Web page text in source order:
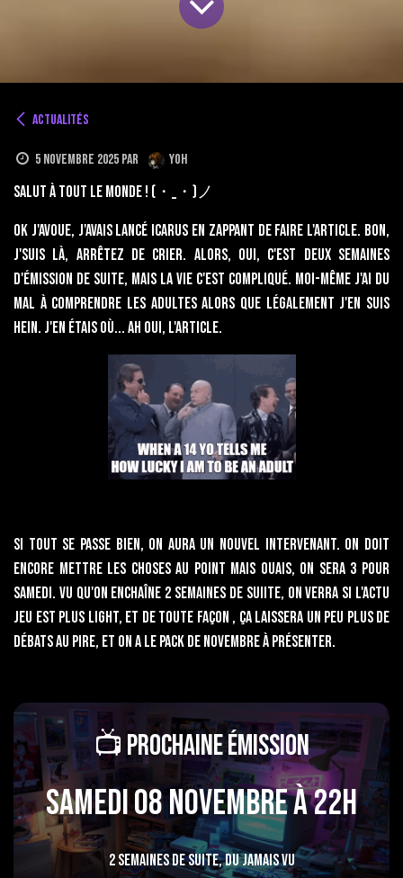
Actualités
5 novembre 2025 par Yoh
Salut à tout le monde ! (・_・)ノ
Ok j'avoue, j'avais lancé icarus en zappant de faire l'article. Bon,
j'suis là, arrêtez de crier. Alors, oui, c'est deux semaines
d'émission de suite, mais la vie c'est compliqué. Moi-même j'ai du
mal à comprendre les adultes alors que légalement j'en suis
hein. J'en étais où... Ah oui, l'article.
Si tout se passe bien, on aura un nouvel intervenant. On doit
encore mettre les choses au point mais ouais, on sera 3 pour
samedi. Vu qu'on enchaîne 2 semaines de suiite, on verra si l'actu
jeu est plus light, et de toute façon , ça laissera un peu plus de
débats au pire, et on a le pack de novembre à présenter.
📺 Prochaine Émission
Samedi 08 novembre à 22h
2 semaines de suite, du jamais vu